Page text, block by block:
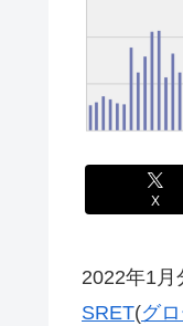
X
2022年1月
SRET(グ